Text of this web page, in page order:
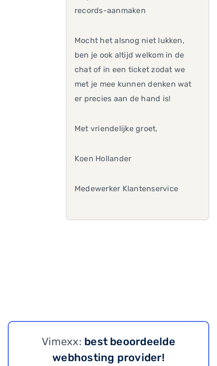
records-aanmaken
Mocht het alsnog niet lukken,
ben je ook altijd welkom in de
chat of in een ticket zodat we
met je mee kunnen denken wat
er precies aan de hand is!
Met vriendelijke groet,
Koen Hollander
Medewerker Klantenservice
Vimexx: best beoordeelde
webhosting provider!